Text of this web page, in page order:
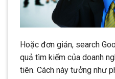
Hoặc đơn giản, search
quả tìm kiếm của doanh
tiên. Cách này tưởng như